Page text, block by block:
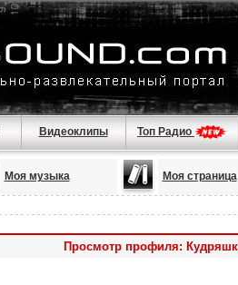
Видеоклипы Топ Радио
Моя музыка Моя страница
Просмотр профиля: